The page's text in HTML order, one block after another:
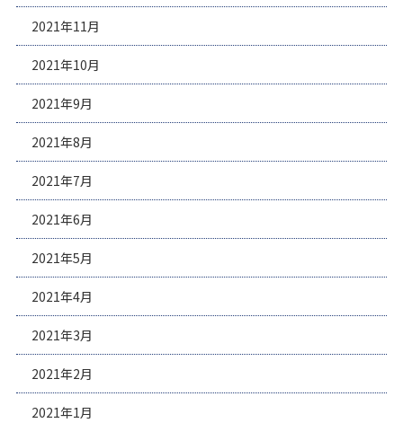
2021年11月
2021年10月
2021年9月
2021年8月
2021年7月
2021年6月
2021年5月
2021年4月
2021年3月
2021年2月
2021年1月